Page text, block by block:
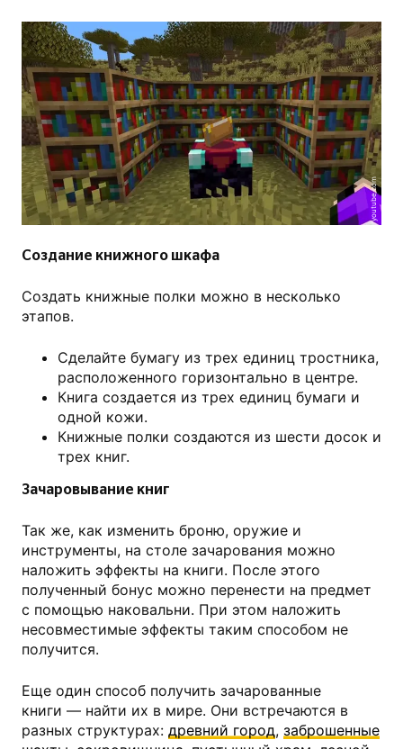
youtube.com
Создание книжного шкафа
Создать книжные полки можно в несколько
этапов.
Сделайте бумагу из трех единиц тростника,
расположенного горизонтально в центре.
Книга создается из трех единиц бумаги и
одной кожи.
Книжные полки создаются из шести досок и
трех книг.
Зачаровывание книг
Так же, как изменить броню, оружие и
инструменты, на столе зачарования можно
наложить эффекты на книги. После этого
полученный бонус можно перенести на предмет
с помощью наковальни. При этом наложить
несовместимые эффекты таким способом не
получится.
Еще один способ получить зачарованные
книги — найти их в мире. Они встречаются в
разных структурах: древний город, заброшенные